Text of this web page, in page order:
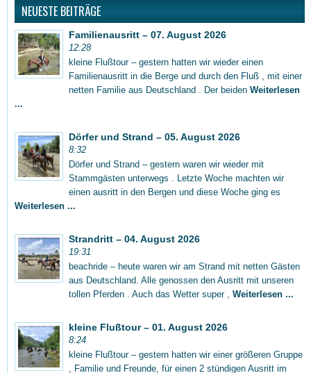
NEUESTE BEITRÄGE
Familienausritt – 07. August 2026
12:28
kleine Flußtour – gestern hatten wir wieder einen
Familienausritt in die Berge und durch den Fluß , mit einer
netten Familie aus Deutschland . Der beiden Weiterlesen
...
Dörfer und Strand – 05. August 2026
8:32
Dörfer und Strand – gestern waren wir wieder mit
Stammgästen unterwegs . Letzte Woche machten wir
einen ausritt in den Bergen und diese Woche ging es
Weiterlesen ...
Strandritt – 04. August 2026
19:31
beachride – heute waren wir am Strand mit netten Gästen
aus Deutschland. Alle genossen den Ausritt mit unseren
tollen Pferden . Auch das Wetter super , Weiterlesen ...
kleine Flußtour – 01. August 2026
8:24
kleine Flußtour – gestern hatten wir einer größeren Gruppe
, Familie und Freunde, für einen 2 stündigen Ausritt im